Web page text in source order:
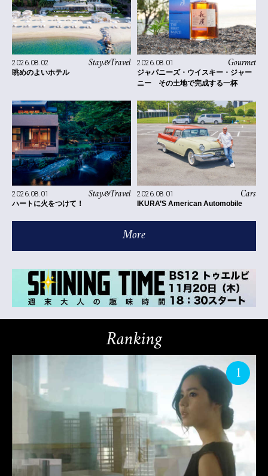
Stay&Travel
2026.08.02
眺めのよいホテル
Gourmet
2026.08.01
ジャパニーズ・ウイスキー・ジャー
ニー その土地で完成する一杯
Stay&Travel
2026.08.01
ハートに火をつけて！
Cars
2026.08.01
IKURA’S American Automobile
More
Ranking
1